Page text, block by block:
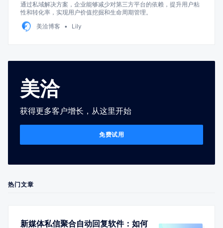
通过私域解决方案，企业能够减少对第三方平台的依赖，提升用户粘
性和转化率，实现用户价值挖掘和生命周期管理。
美洽博客
Lily
美洽
获得更多客户增长，从这里开始
免费试用
热门文章
新媒体私信聚合自动回复软件：如何